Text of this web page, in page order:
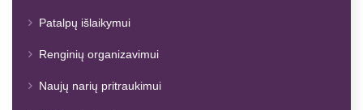
Patalpų išlaikymui
Renginių organizavimui
Naujų narių pritraukimui